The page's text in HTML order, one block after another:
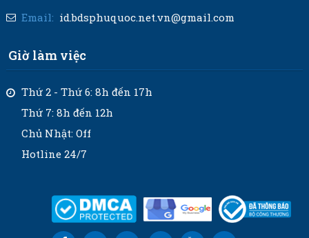
Email: id.bdsphuquoc.net.vn@gmail.com
Giờ làm việc
Thứ 2 - Thứ 6: 8h đến 17h
Thứ 7: 8h đến 12h
Chủ Nhật: Off
Hotline 24/7